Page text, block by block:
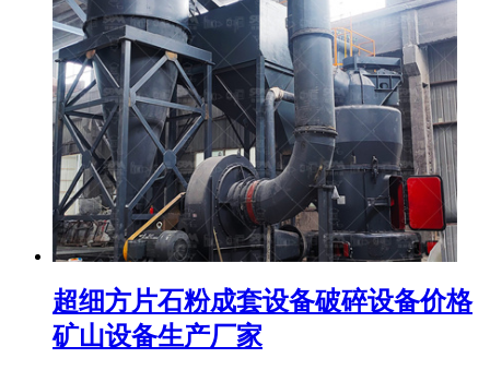
超细方片石粉成套设备破碎设备价格
矿山设备生产厂家